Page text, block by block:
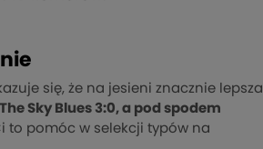
się, że na jesieni znacznie lepsza
Sky Blues 3:0, a pod spodem
to pomóc w selekcji typów na